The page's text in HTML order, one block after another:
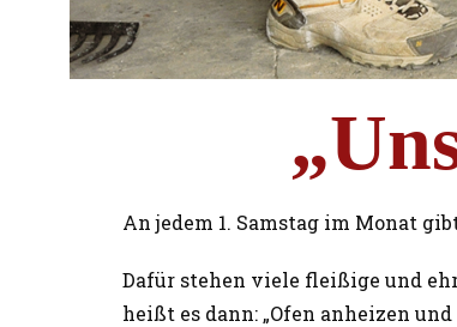
An jedem 1. Samstag im Monat
Dafür stehen viele fleißige und
heißt es dann: „Ofen anheizen